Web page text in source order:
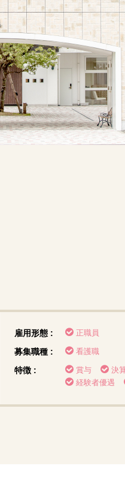
雇用形態 : 正職員
募集職種 : 看護職
特徴 : 賞与
決
経験者優遇